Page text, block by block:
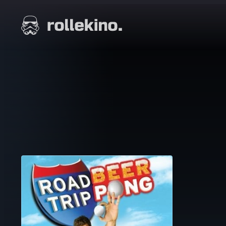
suoraan
sisältöön
Elokuvat ja elokuva-arviot | Rollekino.fi